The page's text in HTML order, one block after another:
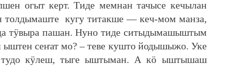
огыт керт. Тиде мемнан тачысе кечылан
кугу титакше — кеч-мом манза,
тӱвыра пашан. Нуно тиде ситыдымашыштым
сеҥат мо? – теве кушто йодышыжо. Уке
тудо кӱлеш, тыге ыштыман. А кӧ ыштышаш